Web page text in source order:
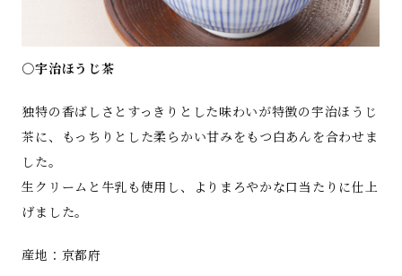
○宇治ほうじ茶
独特の香ばしさとすっきりとした味わいが特徴の宇治ほうじ
茶に、もっちりとした柔らかい甘みをもつ白あんを合わせま
した。
生クリームと牛乳も使用し、よりまろやかな口当たりに仕上
げました。
産地：京都府